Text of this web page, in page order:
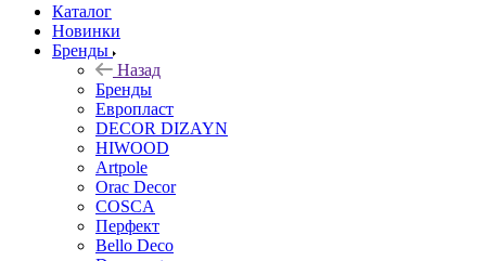
Каталог
Новинки
Бренды
Назад
Бренды
Европласт
DECOR DIZAYN
HIWOOD
Artpole
Orac Decor
COSCA
Перфект
Bello Deco